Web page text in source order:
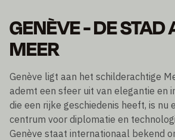
GENÈVE - DE STAD
MEER
Genève ligt aan het schilderachtige
ademt een sfeer uit van elegantie en
die een rijke geschiedenis heeft, is nu
centrum voor diplomatie en
Genève staat internationaal bekend